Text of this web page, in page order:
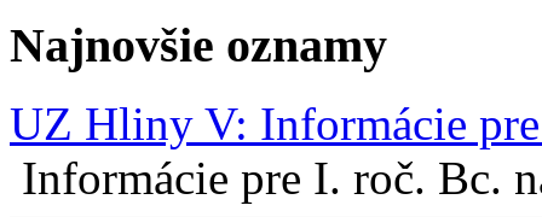
Najnovšie oznamy
UZ Hliny V: Informácie
Informácie pre I. roč. Bc.